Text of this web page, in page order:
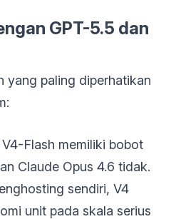
GPT-5.5 dan
yang paling diperhatikan
Flash memiliki bobot
Claude Opus 4.6 tidak.
sendiri, V4
unit pada skala serius